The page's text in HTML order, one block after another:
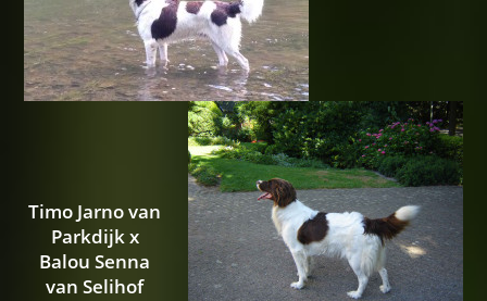
Timo Jarno van
Parkdijk x
Balou Senna
van Selihof